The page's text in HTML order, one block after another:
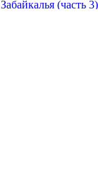
Забайкалья (часть 3)